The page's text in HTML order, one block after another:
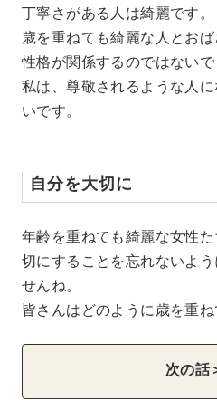
丁寧さがある人は綺麗です。
歳を重ねても綺麗な人とおば
性格が関係するのではないで
私は、尊敬されるような人
いです。
自分を大切に
年齢を重ねても綺麗な女性
切にすることを忘れないよ
せんね。
皆さんはどのように歳を重
次の話